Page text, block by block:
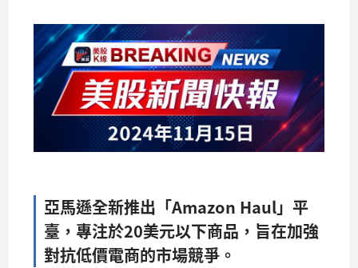
亞馬遜全新推出「Amazon Haul」平
臺，專注於20美元以下商品，旨在加強
對抗低價電商的市場競爭。